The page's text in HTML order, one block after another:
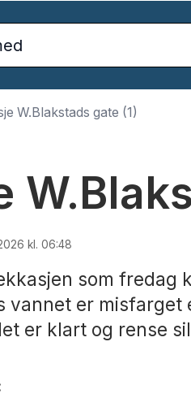
W.Blakstads gate (1)
kl. 06:48
som
er
er klart og rense